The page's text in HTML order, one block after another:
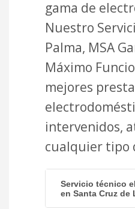
gama de
Nuestro
Palma, MSA
Máximo
mejores
intervenidos,
cualquier tipo
Servicio técnico
en Santa Cruz de